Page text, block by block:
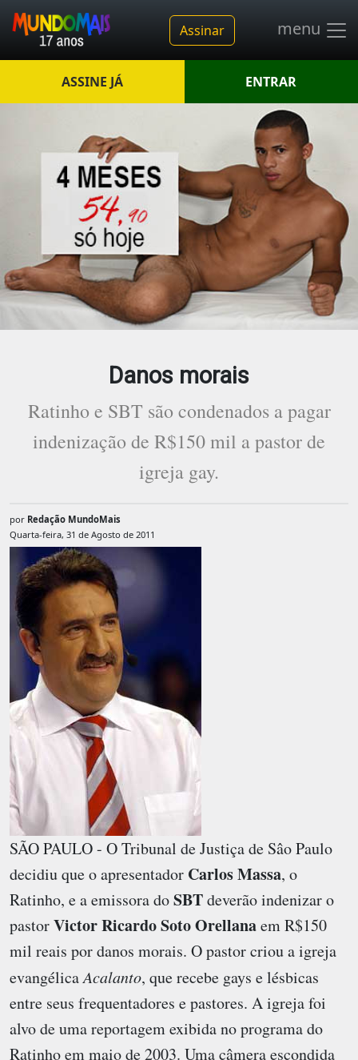
Assinar menu
ASSINE JÁ ENTRAR
Danos morais
Ratinho e SBT são condenados a pagar
indenização de R$150 mil a pastor de
igreja gay.
por Redação MundoMais
Quarta-feira, 31 de Agosto de 2011
SÃO PAULO - O Tribunal de Justiça de Sâo Paulo
decidiu que o apresentador Carlos Massa, o
Ratinho, e a emissora doSBTdeverão indenizar o
pastorVictor Ricardo Soto Orellanaem R$150
mil reais por danos morais. O pastor criou a igreja
evangélicaAcalanto, que recebe gays e lésbicas
entre seus frequentadores e pastores. A igreja foi
alvo de uma reportagem exibida no programa do
Ratinho em maio de 2003. Uma câmera escondida